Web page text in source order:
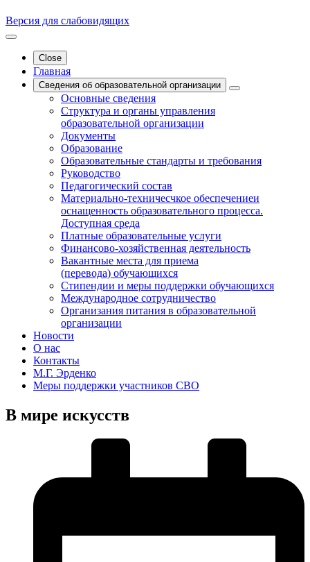
Версия для слабовидящих
Close
Главная
Сведения об образовательной организации
Основные сведения
Структура и органы управления
образовательной организации
Документы
Образование
Образовательные стандарты и требования
Руководство
Педагогический состав
Материально-техничесчкое обеспечениеи
оснащенность образовательного процесса.
Доступная среда
Платные образовательные услуги
Финансово-хозяйственная деятельность
Вакантные места для приема
(перевода) обучающихся
Стипендии и меры поддержки обучающихся
Международное сотрудничество
Организания питания в образовательной
организации
Новости
О нас
Контакты
М.Г. Эрденко
Меры поддержки участников СВО
В мире искусств